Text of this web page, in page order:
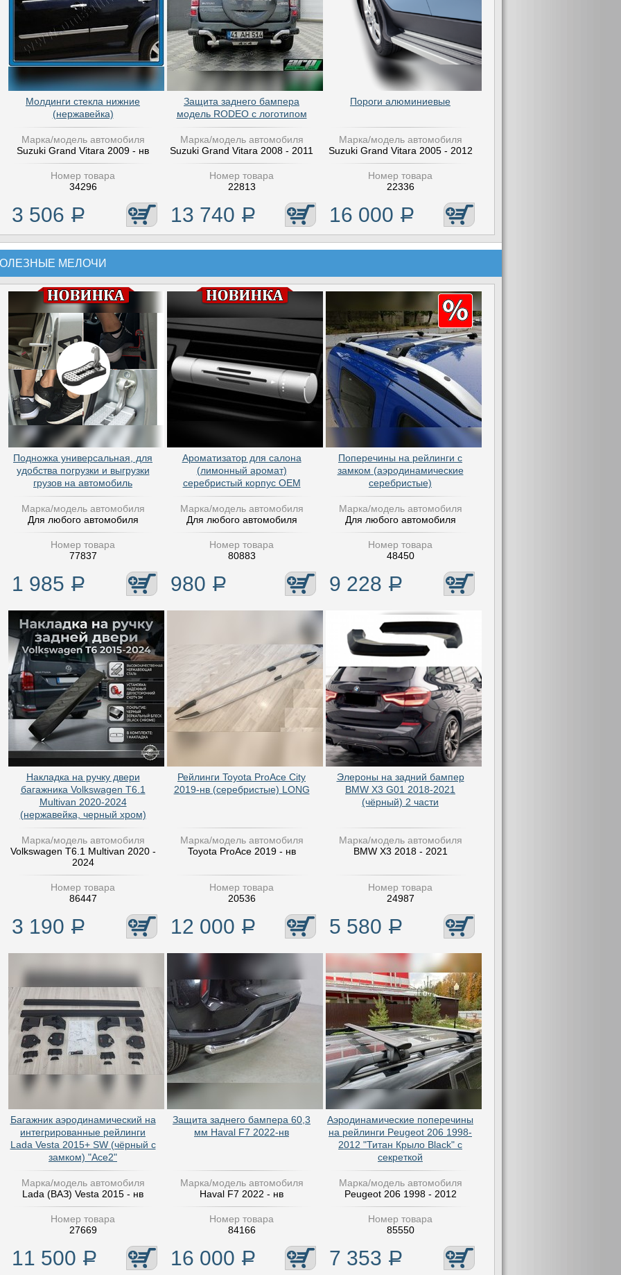
Молдинги стекла нижние
(нержавейка)
Марка/модель автомобиля
Suzuki Grand Vitara 2009 - нв
Номер товара
34296
3 506 Р
Защита заднего бампера
модель RODEO с логотипом
Марка/модель автомобиля
Suzuki Grand Vitara 2008 - 2011
Номер товара
22813
13 740 Р
Пороги алюминиевые
Марка/модель автомобиля
Suzuki Grand Vitara 2005 - 2012
Номер товара
22336
16 000 Р
МЕЛОЧИ
Подножка универсальная, для
удобства погрузки и выгрузки
грузов на автомобиль
Марка/модель автомобиля
Для любого автомобиля
Номер товара
77837
1 985 Р
Ароматизатор для салона
(лимонный аромат)
серебристый корпус OEM
Марка/модель автомобиля
Для любого автомобиля
Номер товара
80883
980 Р
Поперечины на рейлинги с
замком (аэродинамические
серебристые)
Марка/модель автомобиля
Для любого автомобиля
Номер товара
48450
9 228 Р
Накладка на ручку двери
багажника Volkswagen T6.1
Multivan 2020-2024
(нержавейка, черный хром)
Марка/модель автомобиля
Volkswagen T6.1 Multivan 2020 -
2024
Номер товара
86447
3 190 Р
Рейлинги Toyota ProAce City
2019-нв (серебристые) LONG
Марка/модель автомобиля
Toyota ProAce 2019 - нв
Номер товара
20536
12 000 Р
Элероны на задний бампер
BMW X3 G01 2018-2021
(чёрный) 2 части
Марка/модель автомобиля
BMW X3 2018 - 2021
Номер товара
24987
5 580 Р
Багажник аэродинамический на
интегрированные рейлинги
Lada Vesta 2015+ SW (чёрный с
замком) "Ace2"
Марка/модель автомобиля
Lada (ВАЗ) Vesta 2015 - нв
Номер товара
27669
11 500 Р
Защита заднего бампера 60,3
мм Haval F7 2022-нв
Марка/модель автомобиля
Haval F7 2022 - нв
Номер товара
84166
16 000 Р
Аэродинамические поперечины
на рейлинги Peugeot 206 1998-
2012 "Титан Крыло Black" с
секреткой
Марка/модель автомобиля
Peugeot 206 1998 - 2012
Номер товара
85550
7 353 Р